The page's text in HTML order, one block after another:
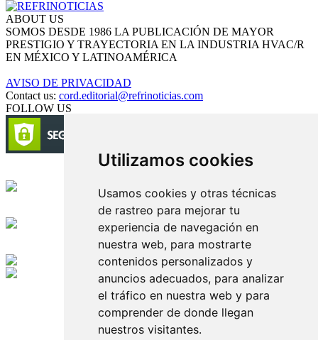
Utilizamos cookies
Usamos cookies y otras técnicas
de rastreo para mejorar tu
experiencia de navegación en
nuestra web, para mostrarte
contenidos personalizados y
anuncios adecuados, para analizar
el tráfico en nuestra web y para
comprender de donde llegan
nuestros visitantes.
ABOUT US
SOMOS DESDE 1986 LA PUBLICACIÓN DE MAYOR
PRESTIGIO Y TRAYECTORIA EN LA INDUSTRIA HVAC/R
EN MÉXICO Y LATINOAMÉRICA
AVISO DE PRIVACIDAD
Contact us: cord.editorial@refrinoticias.com
FOLLOW US
Edición digital con tecnología
Playa Revolcadero 222 Col. Reforma Iztaccihuatl Norte C.P. 08810
CIUDAD DE MEXICO
Conmutador CIUDAD DE MEXICO (+52) 555 740 4476, 555 740
© 2000-2026 BURO DE MERCADOTECNIA DEL CENTRO,